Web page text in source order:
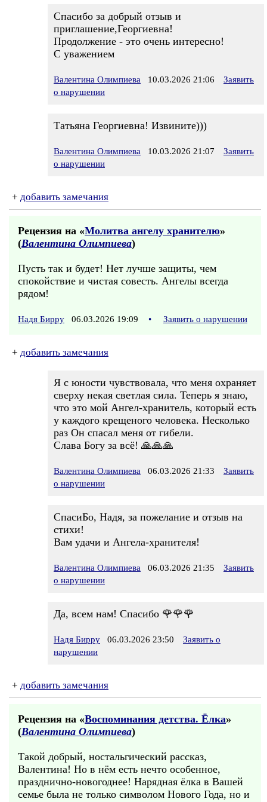
Спасибо за добрый отзыв и
приглашение,Георгиевна!
Продолжение - это очень интересно!
С уважением
Валентина Олимпиева 10.03.2026 21:06
Заявить
о нарушении
Татьяна Георгиевна! Извините)))
Валентина Олимпиева 10.03.2026 21:07
Заявить
о нарушении
+ добавить замечания
Рецензия на «Молитва ангелу хранителю»
(Валентина Олимпиева)
Пусть так и будет! Нет лучше защиты, чем
спокойствие и чистая совесть. Ангелы всегда
рядом!
Надя Бирру 06.03.2026 19:09 • Заявить о нарушении
+ добавить замечания
Я с юности чувствовала, что меня охраняет
сверху некая светлая сила. Теперь я знаю,
что это мой Ангел-хранитель, который есть
у каждого крещеного человека. Несколько
раз Он спасал меня от гибели.
Слава Богу за всё! 🙏🙏🙏
Валентина Олимпиева 06.03.2026 21:33
Заявить
о нарушении
СпасиБо, Надя, за пожелание и отзыв на
стихи!
Вам удачи и Ангела-хранителя!
Валентина Олимпиева 06.03.2026 21:35
Заявить
о нарушении
Да, всем нам! Спасибо 🌹🌹🌹
Надя Бирру 06.03.2026 23:50
Заявить о
нарушении
+ добавить замечания
Рецензия на «Воспоминания детства. Ёлка»
(Валентина Олимпиева)
Такой добрый, ностальгический рассказ,
Валентина! Но в нём есть нечто особенное,
празднично-новогоднее! Нарядная ёлка в Вашей
семье была не только символом Нового Года, но и